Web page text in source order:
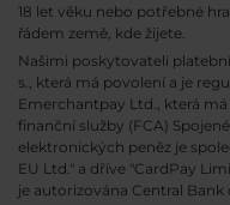
18 let věku nebo potřebné
řádem země, kde žijete.
Našimi poskytovateli
s., která má povolení a je
Emerchantpay Ltd., která
finanční služby (FCA)
elektronických peněz je
EU Ltd." a dříve "CardPay
je autorizována Central Bank